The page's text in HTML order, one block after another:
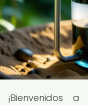
¡Bienvenidos a